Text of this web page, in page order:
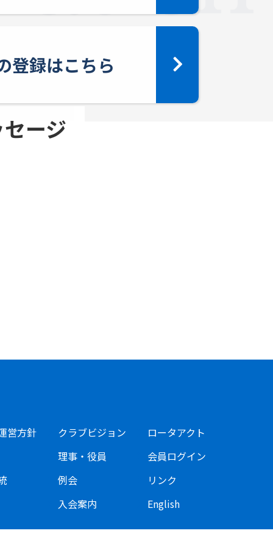
登録はこちら
ージ
営方針
クラブビジョン
理事・役員
例会
入会案内
ロータアクト
会員ログイン
リンク
English